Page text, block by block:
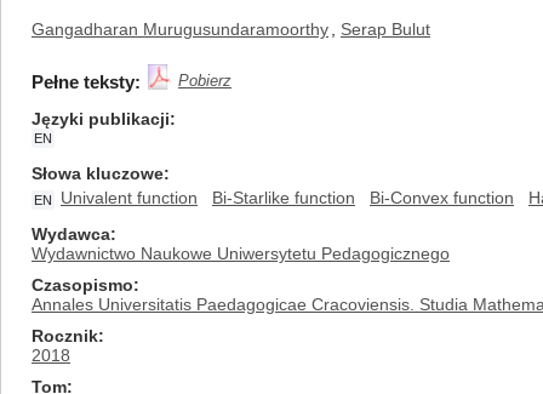
Gangadharan Murugusundaramoorthy Serap Bulut
Pełne teksty: Pobierz
Języki publikacji
EN
Słowa kluczowe
EN Univalent function Bi-Starlike function Bi-Convex function
Wydawca
Wydawnictwo Naukowe Uniwersytetu Pedagogicznego
Czasopismo
Annales Universitatis Paedagogicae Cracoviensis. Studia
Rocznik
2018
Tom